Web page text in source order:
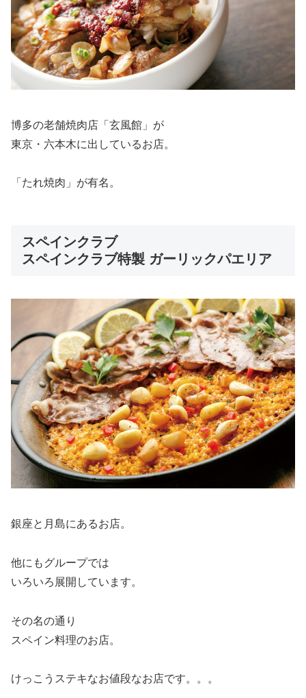
博多の老舗焼肉店「玄風館」が
東京・六本木に出しているお店。
「たれ焼肉」が有名。
スペインクラブ
スペインクラブ特製 ガーリックパエリア
銀座と月島にあるお店。
他にもグループでは
いろいろ展開しています。
その名の通り
スペイン料理のお店。
けっこうステキなお値段なお店です。。。